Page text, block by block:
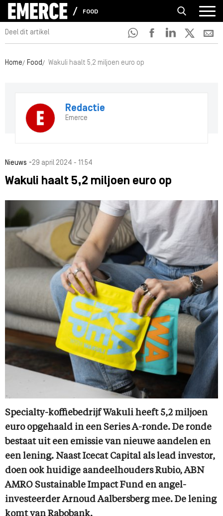
FOOD
Deel dit artikel
Home Food Wakuli haalt 5,2 miljoen euro op
Redactie
Emerce
Nieuws -29 april 2024 - 11:54
Wakuli haalt 5,2 miljoen euro op
Specialty-koffiebedrijf Wakuli heeft 5,2 miljoen
euro opgehaald in een Series A-ronde. De ronde
bestaat uit een emissie van nieuwe aandelen en
een lening. Naast Icecat Capital als lead investor,
doen ook huidige aandeelhouders Rubio, ABN
AMRO Sustainable Impact Fund en angel-
investeerder Arnoud Aalbersberg mee. De lening
komt van Rabobank.